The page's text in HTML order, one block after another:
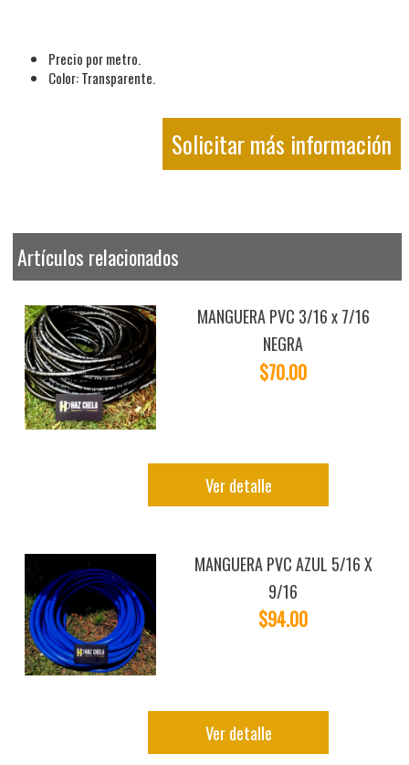
Precio por metro.
Color: Transparente.
Solicitar más información
Artículos relacionados
MANGUERA PVC 3/16 x 7/16
NEGRA
$70.00
Ver detalle
MANGUERA PVC AZUL 5/16 X
9/16
$94.00
Ver detalle